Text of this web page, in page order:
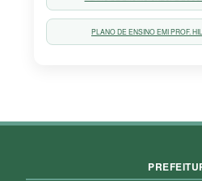
PLANO DE ENSINO EMI PROF.